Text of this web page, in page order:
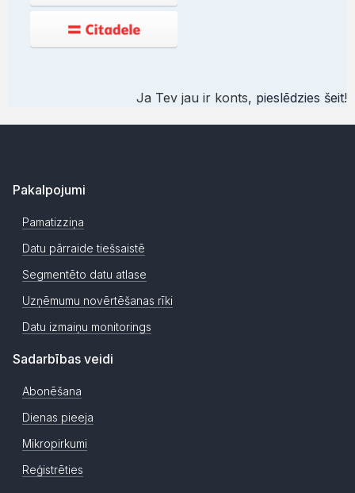
Ja Tev jau ir konts, pieslēdzies šeit!
Pakalpojumi
Pamatizziņa
Datu pārraide tiešsaistē
Segmentēto datu atlase
Uzņēmumu novērtēšanas rīki
Datu izmaiņu monitorings
Sadarbības veidi
Abonēšana
Dienas pieeja
Mikropirkumi
Reģistrēties